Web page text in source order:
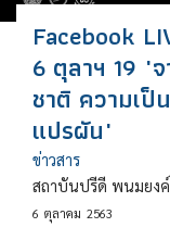
Facebook
6 ตุลาฯ 19 "
ชาติ ความเป็
แปรผัน"
ข่าวสาร
สถาบันปรีดี พนมยงค์
6 ตุลาคม 2563